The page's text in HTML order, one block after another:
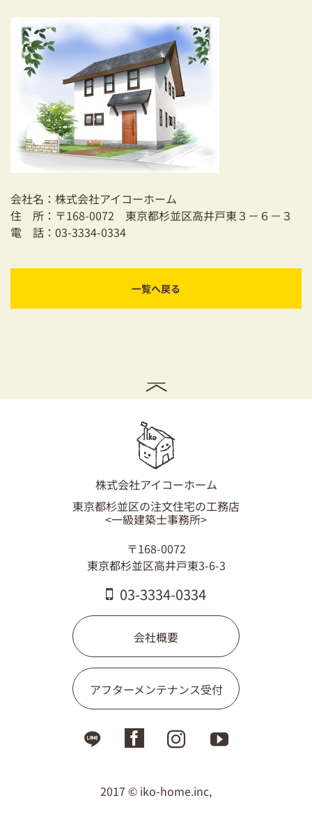
会社名：株式会社アイコーホーム
住 所：〒168-0072 東京都杉並区高井戸東３－６－３
電 話：03-3334-0334
一覧へ戻る
株式会社アイコーホーム
東京都杉並区の注文住宅の工務店
<一級建築士事務所>
〒168-0072
東京都杉並区高井戸東3-6-3
03-3334-0334
会社概要
アフターメンテナンス受付
2017 © iko-home.inc,